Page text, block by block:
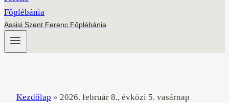
Assisi Szent Ferenc Főplébánia
Kezdőlap » 2026. február 8., évközi 5. vasárnap